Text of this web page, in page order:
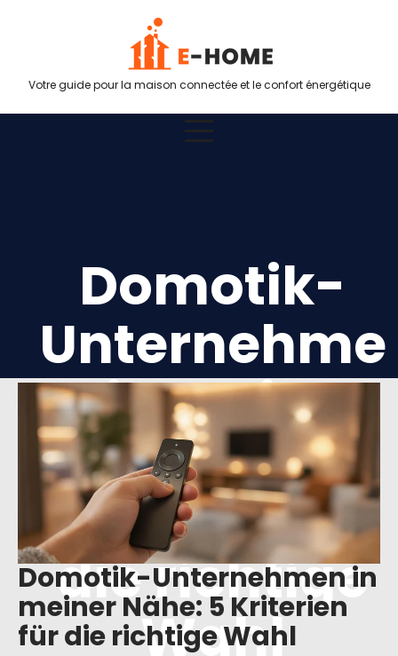
Votre guide pour la maison connectée et le confort énergétique
Domotik-
Unternehme
n in meiner
Nähe: 5
Kriterien für
die richtige
Wahl
Domotik-Unternehmen in
meiner Nähe: 5 Kriterien
für die richtige Wahl